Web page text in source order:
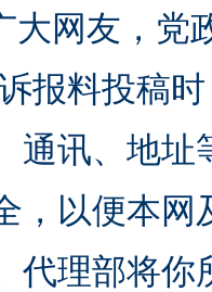
大网友，党
报料投稿
通讯、地
，以便本
代理部将